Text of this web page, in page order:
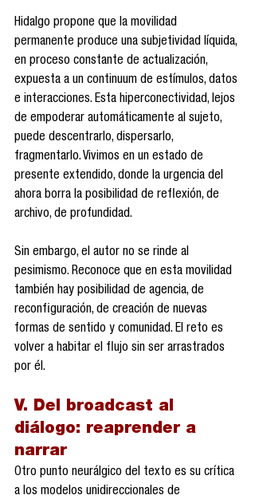
Hidalgo propone que la movilidad
permanente produce una subjetividad líquida,
en proceso constante de actualización,
expuesta a un continuum de estímulos, datos
e interacciones. Esta hiperconectividad, lejos
de empoderar automáticamente al sujeto,
puede descentrarlo, dispersarlo,
fragmentarlo. Vivimos en un estado de
presente extendido, donde la urgencia del
ahora borra la posibilidad de reflexión, de
archivo, de profundidad.
Sin embargo, el autor no se rinde al
pesimismo. Reconoce que en esta movilidad
también hay posibilidad de agencia, de
reconfiguración, de creación de nuevas
formas de sentido y comunidad. El reto es
volver a habitar el flujo sin ser arrastrados
por él.
V. Del broadcast al
diálogo: reaprender a
narrar
Otro punto neurálgico del texto es su crítica
a los modelos unidireccionales de